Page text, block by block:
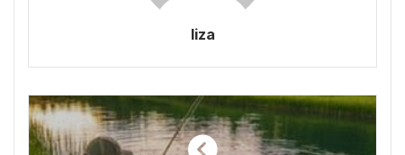
liza